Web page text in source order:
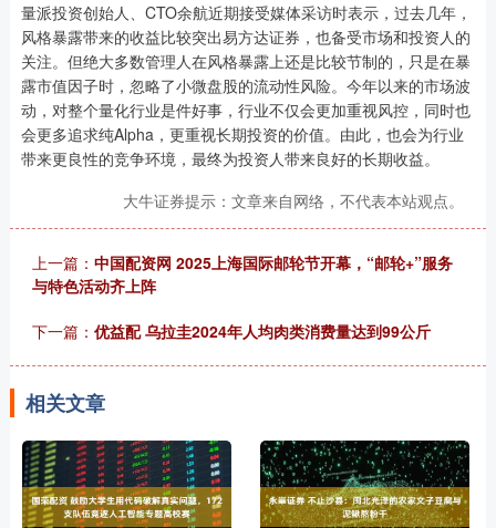
量派投资创始人、CTO余航近期接受媒体采访时表示，过去几年，
风格暴露带来的收益比较突出易方达证券，也备受市场和投资人的
关注。但绝大多数管理人在风格暴露上还是比较节制的，只是在暴
露市值因子时，忽略了小微盘股的流动性风险。今年以来的市场波
动，对整个量化行业是件好事，行业不仅会更加重视风控，同时也
会更多追求纯Alpha，更重视长期投资的价值。由此，也会为行业
带来更良性的竞争环境，最终为投资人带来良好的长期收益。
大牛证券提示：文章来自网络，不代表本站观点。
上一篇： 中国配资网 2025上海国际邮轮节开幕，“邮轮+”服务
与特色活动齐上阵
下一篇： 优益配 乌拉圭2024年人均肉类消费量达到99公斤
相关文章